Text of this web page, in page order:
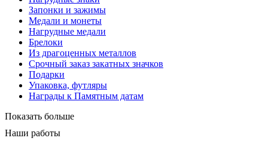
Запонки и зажимы
Медали и монеты
Нагрудные медали
Брелоки
Из драгоценных металлов
Срочный заказ закатных значков
Подарки
Упаковка, футляры
Награды к Памятным датам
Показать больше
Наши работы